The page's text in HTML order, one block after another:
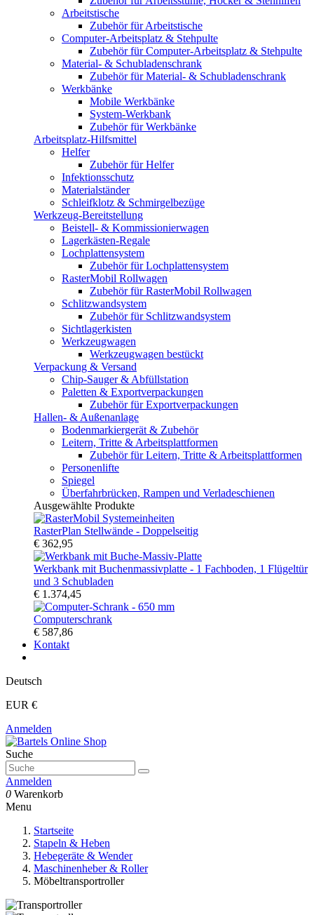
Arbeitstische
Zubehör für Arbeitstische
Computer-Arbeitsplatz & Stehpulte
Zubehör für Computer-Arbeitsplatz & Stehpulte
Material- & Schubladenschrank
Zubehör für Material- & Schubladenschrank
Werkbänke
Mobile Werkbänke
System-Werkbank
Zubehör für Werkbänke
Arbeitsplatz-Hilfsmittel
Helfer
Zubehör für Helfer
Infektionsschutz
Materialständer
Schleifklotz & Schmirgelbezüge
Werkzeug-Bereitstellung
Beistell- & Kommissionierwagen
Lagerkästen-Regale
Lochplattensystem
Zubehör für Lochplattensystem
RasterMobil Rollwagen
Zubehör für RasterMobil Rollwagen
Schlitzwandsystem
Zubehör für Schlitzwandsystem
Sichtlagerkisten
Werkzeugwagen
Werkzeugwagen bestückt
Verpackung & Versand
Chip-Sauger & Abfüllstation
Paletten & Exportverpackungen
Zubehör für Exportverpackungen
Hallen- & Außenanlage
Bodenmarkiergerät & Zubehör
Leitern, Tritte & Arbeitsplattformen
Zubehör für Leitern, Tritte & Arbeitsplattformen
Personenlifte
Spiegel
Überfahrbrücken, Rampen und Verladeschienen
Ausgewählte Produkte
RasterPlan Stellwände - Doppelseitig
€ 362,95
Werkbank mit Buchenmassivplatte - 1 Fachboden, 1 Flügeltür
und 3 Schubladen
€ 1.374,45
Computerschrank
€ 587,86
Kontakt
Deutsch
EUR €
Anmelden
Suche
Anmelden
0 Warenkorb
Menu
Startseite
Stapeln & Heben
Hebegeräte & Wender
Maschinenheber & Roller
Möbeltransportroller